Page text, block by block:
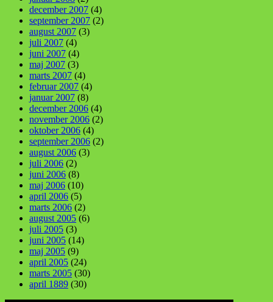
december 2007 (4)
september 2007 (2)
august 2007 (3)
juli 2007 (4)
juni 2007 (4)
maj 2007 (3)
marts 2007 (4)
februar 2007 (4)
januar 2007 (8)
december 2006 (4)
november 2006 (2)
oktober 2006 (4)
september 2006 (2)
august 2006 (3)
juli 2006 (2)
juni 2006 (8)
maj 2006 (10)
april 2006 (5)
marts 2006 (2)
august 2005 (6)
juli 2005 (3)
juni 2005 (14)
maj 2005 (9)
april 2005 (24)
marts 2005 (30)
april 1889 (30)